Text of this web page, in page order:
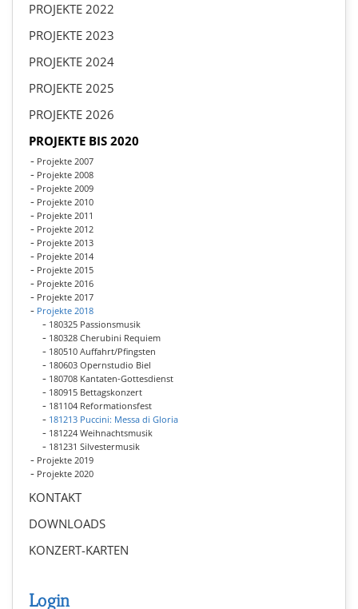
PROJEKTE 2022
PROJEKTE 2023
PROJEKTE 2024
PROJEKTE 2025
PROJEKTE 2026
PROJEKTE BIS 2020
Projekte 2007
Projekte 2008
Projekte 2009
Projekte 2010
Projekte 2011
Projekte 2012
Projekte 2013
Projekte 2014
Projekte 2015
Projekte 2016
Projekte 2017
Projekte 2018
180325 Passionsmusik
180328 Cherubini Requiem
180510 Auffahrt/Pfingsten
180603 Opernstudio Biel
180708 Kantaten-Gottesdienst
180915 Bettagskonzert
181104 Reformationsfest
181213 Puccini: Messa di Gloria
181224 Weihnachtsmusik
181231 Silvestermusik
Projekte 2019
Projekte 2020
KONTAKT
DOWNLOADS
KONZERT-KARTEN
Login